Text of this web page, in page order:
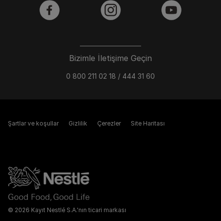
Bizimle İletişime Geçin
0 800 211 02 18 / 444 31 60
facebook instagram youtube
© 2026 Kayıt Nestlé S.A.'nın ticari markası
Şartlar ve koşullar Gizlilik Çerezler Site Haritası